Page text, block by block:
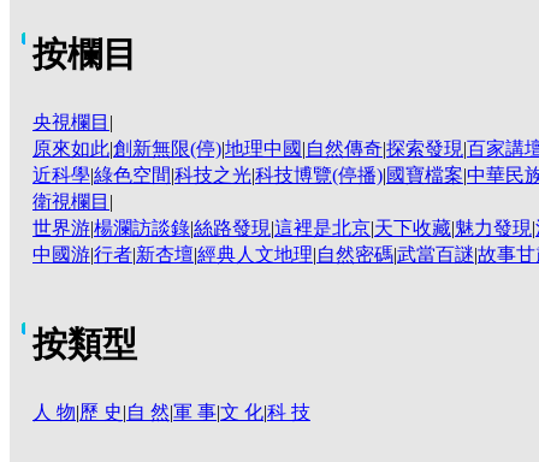
按欄目
央視欄目 |
原來如此|創新無限(停)|地理中國|自然傳奇|探索發現|百家講
近科學|綠色空間|科技之光|科技博覽(停播)|國寶檔案|中華民
衛視欄目 |
世界游|楊瀾訪談錄|絲路發現|這裡是北京|天下收藏|魅力發現|
中國游|行者|新杏壇|經典人文地理|自然密碼|武當百謎|故事甘
按類型
人 物|歷 史|自 然|軍 事|文 化|科 技